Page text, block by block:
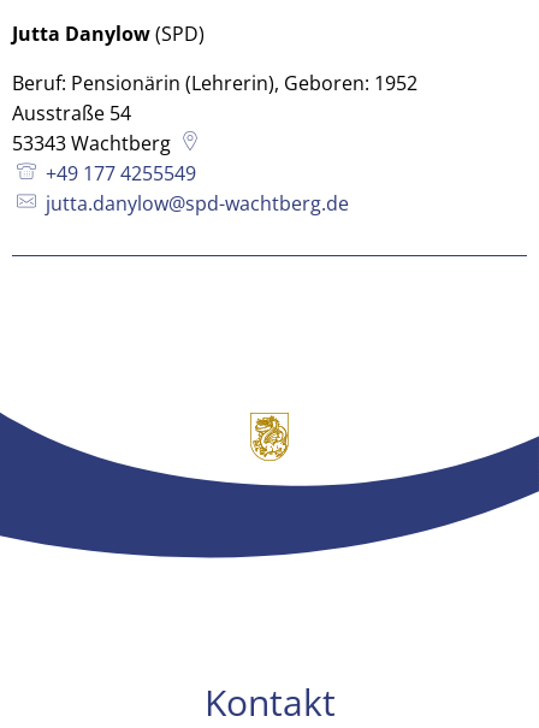
Jutta Danylow(SPD)
Beruf: Pensionärin (Lehrerin), Geboren: 1952
Ausstraße 54
53343Wachtberg
+49 177 4255549
jutta.danylow@spd-wachtberg.de
Kontakt